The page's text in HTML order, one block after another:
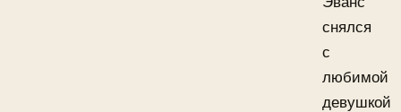
снялся
с
любимой
девушкой